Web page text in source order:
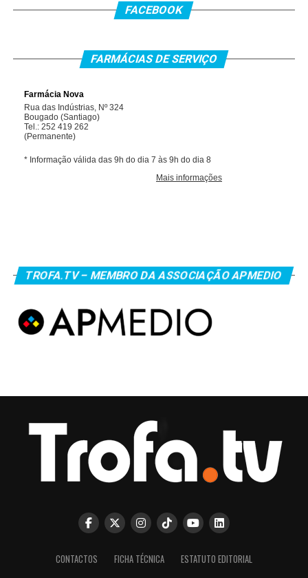
FACEBOOK
FARMÁCIAS DE SERVIÇO
TROFA.TV – MEMBRO DA ASSOCIAÇÃO APMEDIO
CONTACTOS FICHA TÉCNICA ESTATUTO EDITORIAL